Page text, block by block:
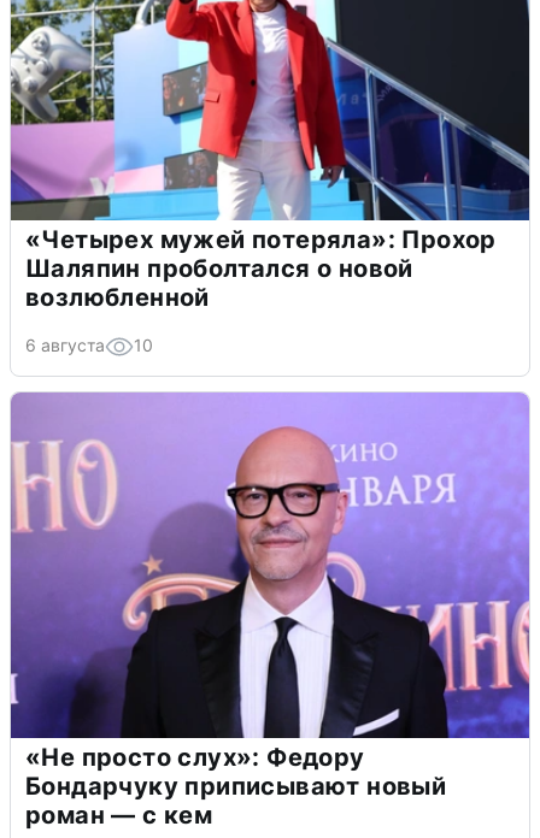
«Четырех мужей потеряла»: Прохор
Шаляпин проболтался о новой
возлюбленной
6 августа 10
«Не просто слух»: Федору
Бондарчуку приписывают новый
роман — с кем